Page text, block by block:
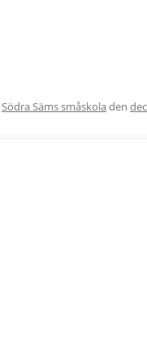
Södra Säms småskoladen